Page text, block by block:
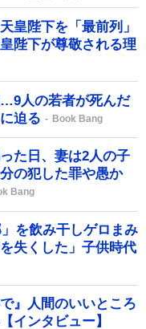
皇陛下を「最前列」
陛下が尊敬される理
人の若者が死んだ
迫る
Book Bang
た日、妻は2人の子
の犯した罪や愚か
Bang
を飲み干しゲロまみ
失くした」子供時代
』人間のいいところ
インタビュー】